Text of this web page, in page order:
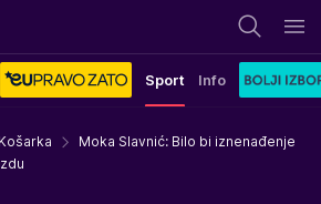
Sport Info
Košarka
Moka Slavnić: Bilo bi iznenađenje